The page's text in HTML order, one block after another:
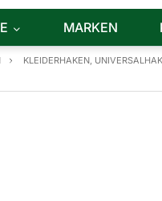
MARKEN
KLEIDERHAKEN,